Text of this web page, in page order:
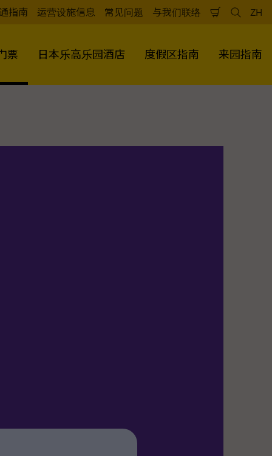
指南 运营设施信息 常见问题 与我们联络
检 ZH
中
票 日本乐高乐园酒店 度假区指南 来园指南